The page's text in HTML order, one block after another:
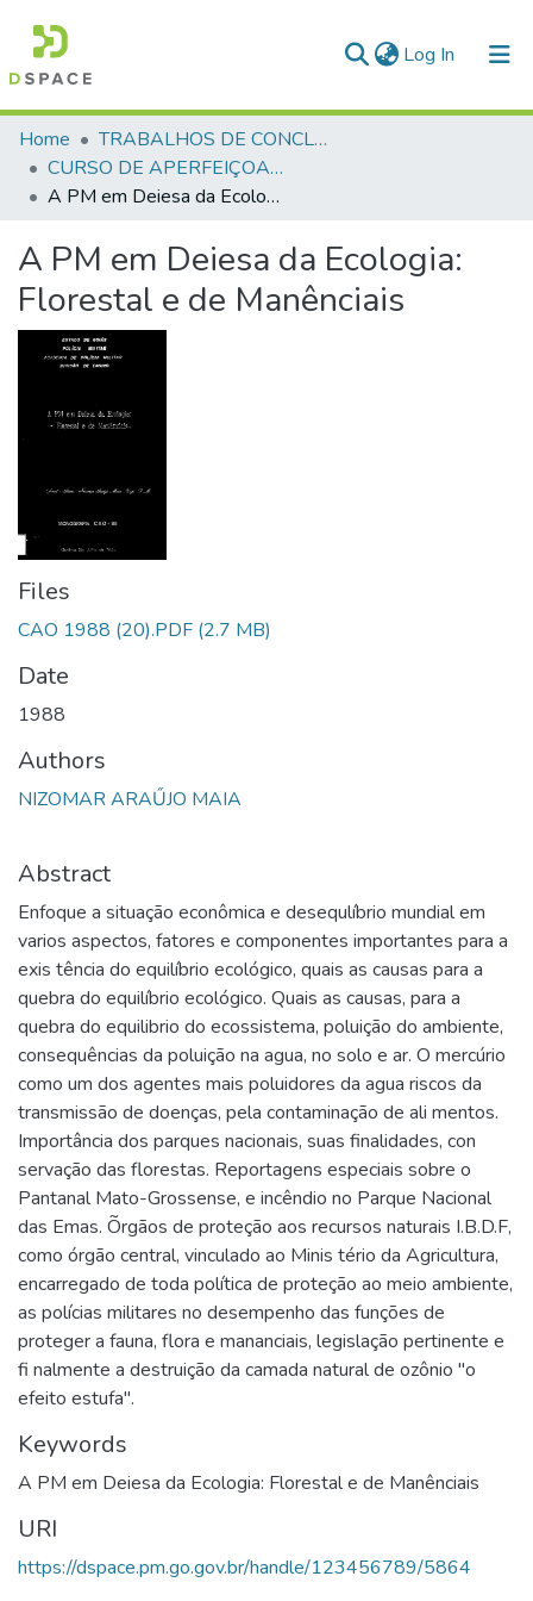
Log In (current)
Communities & Collections
All of DSpace
Home
TRABALHOS DE CONCLUSÃO DE CURSO - CAO (CURSO DE APERFEIÇOAMENTO DE OFICIAIS)
CURSO DE APERFEIÇOAMENTO DE OFICIAIS - CAO - 1988
A PM em Deiesa da Ecologia: Florestal e de Manênciais
A PM em Deiesa da Ecologia:
Florestal e de Manênciais
Files
CAO 1988 (20).PDF (2.7 MB)
Date
1988
Authors
NIZOMAR ARAŰJO MAIA
Abstract
Enfoque a situação econômica e desequlíbrio mundial em
varios aspectos, fatores e componentes importantes para a
exis tência do equilíbrio ecológico, quais as causas para a
quebra do equilíbrio ecológico. Quais as causas, para a
quebra do equilibrio do ecossistema, poluição do ambiente,
consequências da poluição na agua, no solo e ar. O mercúrio
como um dos agentes mais poluidores da agua riscos da
transmissão de doenças, pela contaminação de ali mentos.
Importância dos parques nacionais, suas finalidades, con
servação das florestas. Reportagens especiais sobre o
Pantanal Mato-Grossense, e incêndio no Parque Nacional
das Emas. Õrgãos de proteção aos recursos naturais I.B.D.F,
como órgão central, vinculado ao Minis tério da Agricultura,
encarregado de toda política de proteção ao meio ambiente,
as polícias militares no desempenho das funções de
proteger a fauna, flora e mananciais, legislação pertinente e
fi nalmente a destruição da camada natural de ozônio "o
efeito estufa".
Keywords
A PM em Deiesa da Ecologia: Florestal e de Manênciais
URI
https://dspace.pm.go.gov.br/handle/123456789/5864